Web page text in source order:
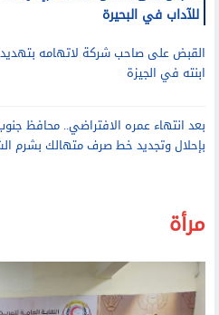
القبض على شخص لاتهامه بإدارة
للآداب في البحيرة
القبض على صاحب شركة لاتهامه بتهديد
ابنته في الجيزة
بإحلال وتجديد خط صرف متهالك بشرم
مرأة